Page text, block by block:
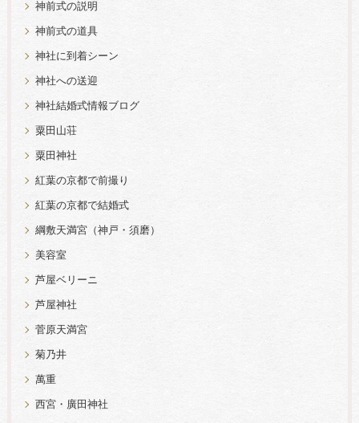
神前式の説明
神前式の道具
神社に到着シーン
神社への送迎
神社結婚式情報ブログ
粟田山荘
粟田神社
紅葉の京都で前撮り
紅葉の京都で結婚式
綱敷天満宮（神戸・須磨）
美容室
芦屋ベリーニ
芦屋神社
菅原天満宮
菊乃井
萬重
西宮・廣田神社